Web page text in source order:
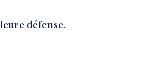
défense.